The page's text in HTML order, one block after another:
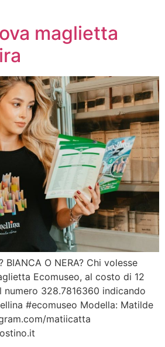
maglietta
O NERA? Chi volesse
Ecomuseo, al costo di 12
numero 328.7816360 indicando
#ecomuseo Modella: Matilde
matiicatta